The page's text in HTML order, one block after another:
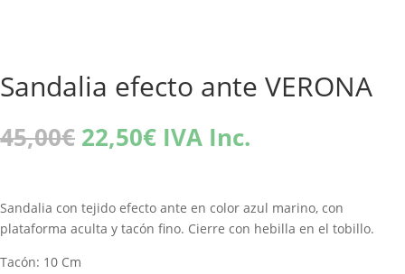
Sandalia efecto ante VERONA
45,00€ El
precio
era:
45,00€.
22,50€El
precio
es:
22,50€.
IVA Inc.
Sandalia con tejido efecto ante en color azul marino, con
plataforma aculta y tacón fino. Cierre con hebilla en el tobillo.
Tacón: 10 Cm